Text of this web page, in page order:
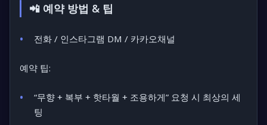
📲 예약 방법 & 팁
전화 / 인스타그램 DM / 카카오채널
예약 팁:
“무향 + 복부 + 핫타월 + 조용하게” 요청 시 최상의 세
팅